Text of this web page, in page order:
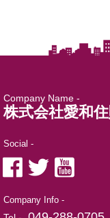
Company Name -
株式会社愛和
Social -
Company Info -